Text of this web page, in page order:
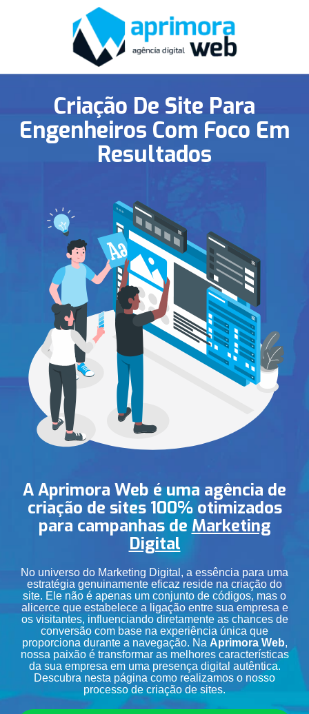
Criação De Site Para
Engenheiros Com Foco Em
Resultados
A Aprimora Web é uma agência de
criação de sites 100% otimizados
para campanhas de Marketing
Digital
No universo do Marketing Digital, a essência para uma
estratégia genuinamente eficaz reside na criação do
site. Ele não é apenas um conjunto de códigos, mas o
alicerce que estabelece a ligação entre sua empresa e
os visitantes, influenciando diretamente as chances de
conversão com base na experiência única que
proporciona durante a navegação. Na Aprimora Web,
nossa paixão é transformar as melhores características
da sua empresa em uma presença digital autêntica.
Descubra nesta página como realizamos o nosso
processo de criação de sites.